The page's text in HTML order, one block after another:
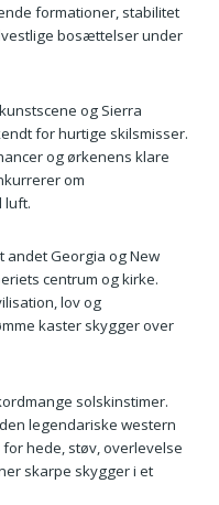
formationer, stabilitet
bosættelser under
og Sierra
for hurtige skilsmisser.
og ørkenens klare
om
luft.
andet Georgia og New
centrum og kirke.
lov og
kaster skygger over
solskinstimer.
legendariske western
hede, støv, overlevelse
skarpe skygger i et